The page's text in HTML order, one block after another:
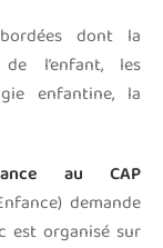
dont la
l’enfant, les
enfantine, la
au CAP
demande
est organisé sur